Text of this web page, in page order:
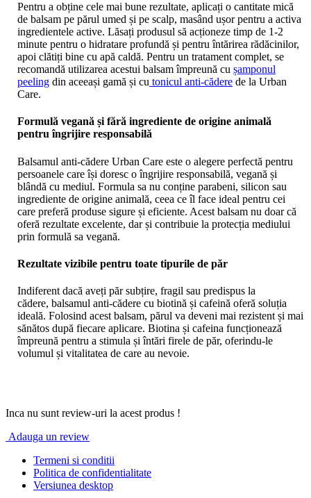
Pentru a obține cele mai bune rezultate, aplicați o cantitate mică
de balsam pe părul umed și pe scalp, masând ușor pentru a activa
ingredientele active. Lăsați produsul să acționeze timp de 1-2
minute pentru o hidratare profundă și pentru întărirea rădăcinilor,
apoi clătiți bine cu apă caldă. Pentru un tratament complet, se
recomandă utilizarea acestui balsam împreună cu șamponul
peeling din aceeași gamă și cu tonicul anti-cădere de la Urban
Care.
Formulă vegană și fără ingrediente de origine animală
pentru îngrijire responsabilă
Balsamul anti-cădere Urban Care este o alegere perfectă pentru
persoanele care își doresc o îngrijire responsabilă, vegană și
blândă cu mediul. Formula sa nu conține parabeni, silicon sau
ingrediente de origine animală, ceea ce îl face ideal pentru cei
care preferă produse sigure și eficiente. Acest balsam nu doar că
oferă rezultate excelente, dar și contribuie la protecția mediului
prin formulă sa vegană.
Rezultate vizibile pentru toate tipurile de păr
Indiferent dacă aveți păr subțire, fragil sau predispus la
cădere, balsamul anti-cădere cu biotină și cafeină oferă soluția
ideală. Folosind acest balsam, părul va deveni mai rezistent și mai
sănătos după fiecare aplicare. Biotina și cafeina funcționează
împreună pentru a stimula și întări firele de păr, oferindu-le
volumul și vitalitatea de care au nevoie.
Inca nu sunt review-uri la acest produs !
Adauga un review
Termeni si conditii
Politica de confidentialitate
Versiunea desktop